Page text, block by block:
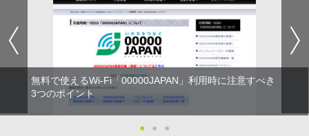
無料で使えるWi-Fi「00000JAPAN」利用時に注意すべき
3つのポイント
● ● ●